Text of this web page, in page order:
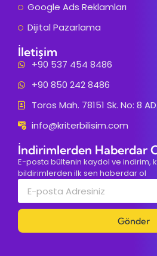
Google Ads Reklamları
Dijital Pazarlama
İletişim
+90 537 454 8486
+90 850 242 8486
Toros Mah. 78151 Sk. No: 8
info@kriterbilisim.com
İndirimlerden Haberdar
E-posta bültenin kaydol ve indirim,
bildirimlerden ilk sen haberdar ol
Gönder